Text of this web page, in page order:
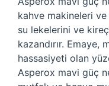
kahve makineleri ve
su lekelerini ve
kazandırır.
hassasiyeti olan
Asperox mavi güç